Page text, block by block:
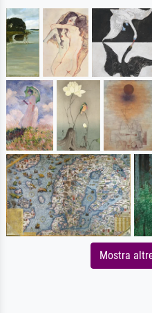
Mostra